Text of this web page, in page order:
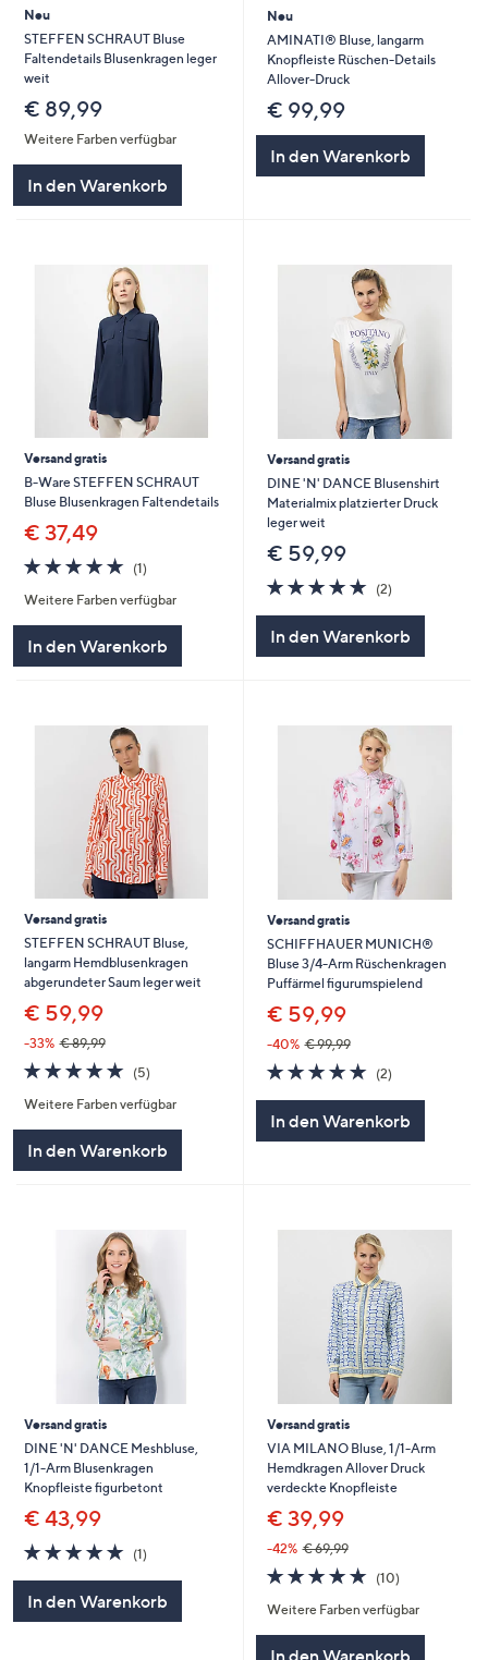
um
diese
anzuzeigen.
Neu
STEFFEN SCHRAUT Bluse
Faltendetails Blusenkragen leger
weit
€ 89,99
Weitere Farben verfügbar
In den Warenkorb
Neu
AMINATI® Bluse, langarm
Knopfleiste Rüschen-Details
Allover-Druck
€ 99,99
In den Warenkorb
Versand gratis
B-Ware STEFFEN SCHRAUT
Bluse Blusenkragen Faltendetails
€ 37,49
5.0
von
5
(1)1
Weitere Farben verfügbar
In den Warenkorb
Versand gratis
DINE 'N' DANCE Blusenshirt
Materialmix platzierter Druck
leger weit
€ 59,99
5.0
von
(2)2
In den Warenkorb
Versand gratis
STEFFEN SCHRAUT Bluse,
langarm Hemdblusenkragen
abgerundeter Saum leger weit
€ 59,99
-33% € 89,99
5.0
von
5
(5)5
Weitere Farben verfügbar
In den Warenkorb
Versand gratis
SCHIFFHAUER MUNICH®
Bluse 3/4-Arm Rüschenkragen
Puffärmel figurumspielend
€ 59,99
-40% € 99,99
5.0
von
(2)2
In den Warenkorb
Versand gratis
DINE 'N' DANCE Meshbluse,
1/1-Arm Blusenkragen
Knopfleiste figurbetont
€ 43,99
5.0
von
5
(1)
In den Warenkorb
Versand gratis
VIA MILANO Bluse, 1/1-Arm
Hemdkragen Allover Druck
verdeckte Knopfleiste
€ 39,99
-42% € 69,99
4.7
von
5
(10)10
Weitere Farben verfügbar